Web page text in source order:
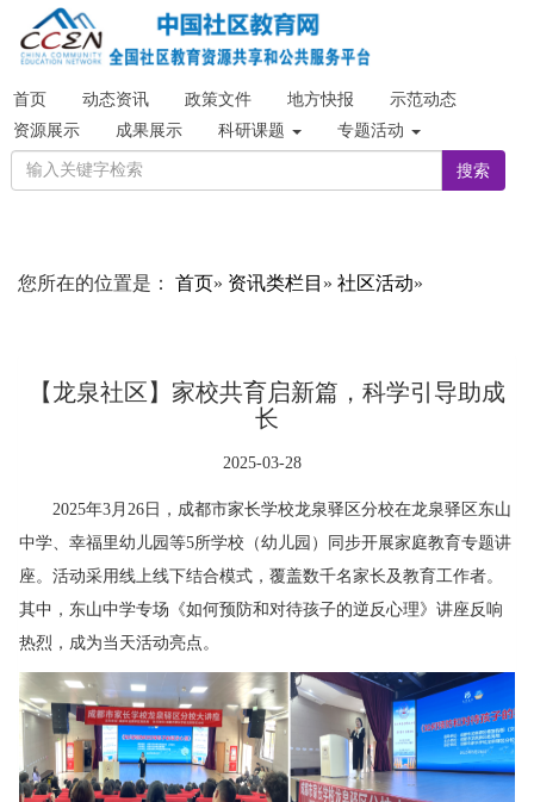
首页 动态资讯 政策文件 地方快报
示范动态
资源展示
成果展示 科研课题 专题活动
搜索
您所在的位置是： 首页» 资讯类栏目 » 社区活动»
【龙泉社区】家校共育启新篇，科学引导助成
长
2025-03-28
2025年3月26日，成都市家长学校龙泉驿区分校在龙泉驿区东山
中学、幸福里幼儿园等5所学校（幼儿园）同步开展家庭教育专题讲
座。活动采用线上线下结合模式，覆盖数千名家长及教育工作者。
其中，东山中学专场《如何预防和对待孩子的逆反心理》讲座反响
热烈，成为当天活动亮点。